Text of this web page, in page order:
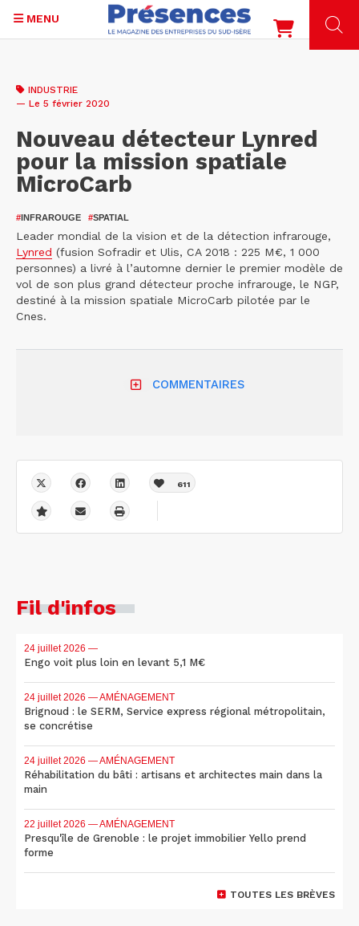
contenu
MENU
INDUSTRIE
— Le 5 février 2020
Nouveau détecteur Lynred
pour la mission spatiale
MicroCarb
#INFRAROUGE #SPATIAL
Leader mondial de la vision et de la détection infrarouge,
Lynred (fusion Sofradir et Ulis, CA 2018 : 225 M€, 1 000
personnes) a livré à l’automne dernier le premier modèle de
vol de son plus grand détecteur proche infrarouge, le NGP,
destiné à la mission spatiale MicroCarb pilotée par le
Cnes.
COMMENTAIRES
611
Fil d'infos
24 juillet 2026 —
Engo voit plus loin en levant 5,1 M€
24 juillet 2026 — AMÉNAGEMENT
Brignoud : le SERM, Service express régional métropolitain,
se concrétise
24 juillet 2026 — AMÉNAGEMENT
Réhabilitation du bâti : artisans et architectes main dans la
main
22 juillet 2026 — AMÉNAGEMENT
Presqu'île de Grenoble : le projet immobilier Yello prend
forme
TOUTES LES BRÈVES